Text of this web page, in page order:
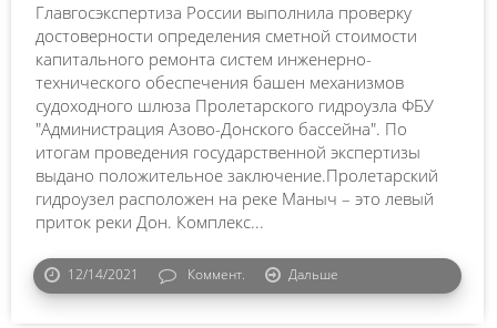
Главгосэкспертиза России выполнила проверку
достоверности определения сметной стоимости
капитального ремонта систем инженерно-
технического обеспечения башен механизмов
судоходного шлюза Пролетарского гидроузла ФБУ
"Администрация Азово-Донского бассейна". По
итогам проведения государственной экспертизы
выдано положительное заключение.Пролетарский
гидроузел расположен на реке Маныч – это левый
приток реки Дон. Комплекс...
12/14/2021 Коммент. Дальше